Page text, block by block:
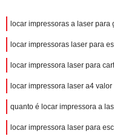
locar impressoras a laser para
locar impressoras laser para
locar impressora laser para
locar impressora laser a4
quanto é locar impressora a
locar impressora laser para